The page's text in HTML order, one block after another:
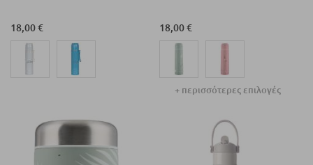
18,00 € 18,00 €
+ περισσότερες επιλογές